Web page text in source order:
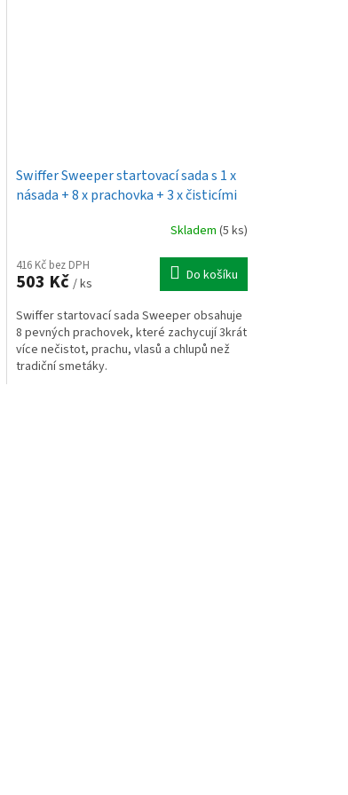
Swiffer Sweeper startovací sada s 1 x
násada + 8 x prachovka + 3 x čisticími
Skladem (5 ks)
416 Kč bez DPH
503 Kč / ks Do košíku
Swiffer startovací sada Sweeper obsahuje
8 pevných prachovek, které zachycují 3krát
více nečistot, prachu, vlasů a chlupů než
tradiční smetáky.